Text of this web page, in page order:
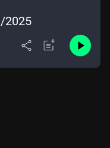
2025